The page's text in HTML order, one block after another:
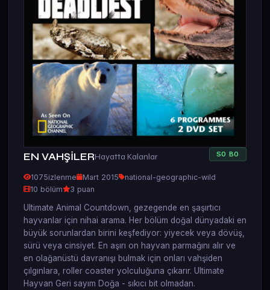
EN VAHŞİLERHayatta Kalanlar S0 B0
1075izlenme Mart 2015
national-geographic-wild
10 bölüm
3 puan
Ultimate Animal Countdown, gezegende en şaşırtıcı
hayvanlar için nihai arama. Her bölüm doğal dünyadaki en
büyük sorunlardan birini keşfediyor: yiyecek veya dövüş,
sürü veya cinsiyet. En aşırı on hayvan parmağını alır ve
en olağanüstü davranışı bulmak için onları vahşiden
çılgınlara, roller coaster yolculuğuna çıkarır. Ultimate
Hayvan Geri sayım Doğa - sıkıcı bit olmadan.